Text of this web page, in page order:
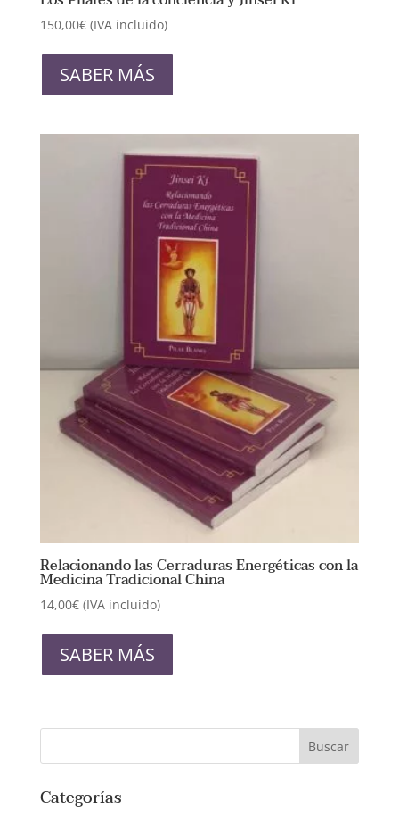
150,00€ (IVA incluido)
SABER MÁS
Las
opciones
se
pueden
elegir
en
la
página
de
producto
Relacionando las Cerraduras Energéticas con la
Medicina Tradicional China
14,00€ (IVA incluido)
SABER MÁS
Categorías